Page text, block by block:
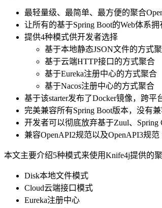
最轻量级、最简单、最方便的聚合
让所有的基于Spring Boot的Web体系
提供4种模式供开发者选择
基于本地静态JSON文件的方式
基于云端HTTP接口的方式聚合
基于Eureka注册中心的方式聚合
基于Nacos注册中心的方式聚合
基于该starter发布了Docker镜像，跨
完美兼容所有Spring Boot版本，没有
开发者可以彻底放弃基于Zuul、Spring
兼容OpenAPI2规范以及OpenAPI3规范
本文主要介绍5种模式来使用Knife4j提供的
Disk本地文件模式
Cloud云端接口模式
Eureka注册中心